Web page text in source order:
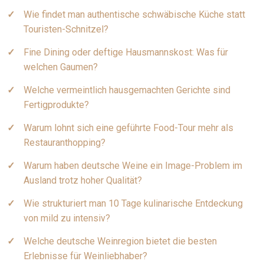
Wie findet man authentische schwäbische Küche statt
Touristen-Schnitzel?
Fine Dining oder deftige Hausmannskost: Was für
welchen Gaumen?
Welche vermeintlich hausgemachten Gerichte sind
Fertigprodukte?
Warum lohnt sich eine geführte Food-Tour mehr als
Restauranthopping?
Warum haben deutsche Weine ein Image-Problem im
Ausland trotz hoher Qualität?
Wie strukturiert man 10 Tage kulinarische Entdeckung
von mild zu intensiv?
Welche deutsche Weinregion bietet die besten
Erlebnisse für Weinliebhaber?